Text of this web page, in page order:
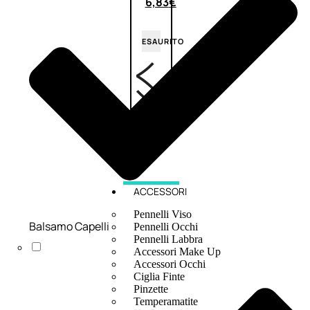
ESAURITO
ACCESSORI
Pennelli Viso
Pennelli Occhi
Pennelli Labbra
Accessori Make Up
Accessori Occhi
Ciglia Finte
Pinzette
Temperamatite
Balsamo Capelli